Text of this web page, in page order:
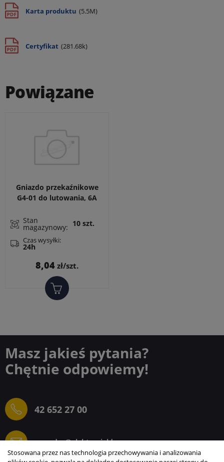
Karta produktu (5.5M)
Certyfikat (281.68k)
Powiązane
Gniazdo przekaźnikowe
G4-01 do lutowania, 6A
R4N, montowane w
otworze płyty
montażowej dwoma
śrubami M3, wymiary: 40,5
Stan
magazynowy: 10 szt.
Czas wysyłki:
24h
8,04 zł/szt.
Masz jakieś pytania?
Chętnie odpowiemy!
42 652 27 00
sprzedaz@elektrogielda.com
Stosowana przez nas technologia przechowywania i analizowania